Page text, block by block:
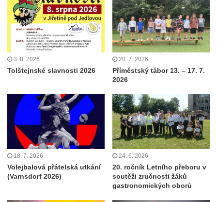
3. 8. 2026
Tolštejnské slavnosti 2026
20. 7. 2026
Příměstský tábor 13. – 17. 7.
2026
18. 7. 2026
Volejbalová přátelská utkání
(Varnsdorf 2026)
24. 6. 2026
20. ročník Letního přeboru v
soutěži zručnosti žáků
gastronomických oborů